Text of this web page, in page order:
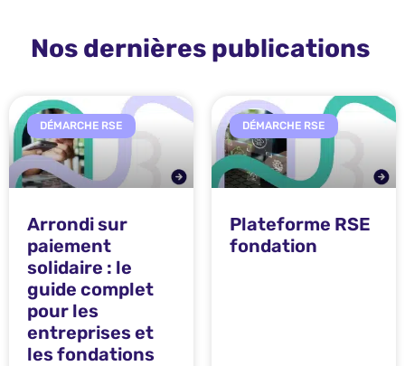
Nos dernières publications
DÉMARCHE RSE
Arrondi sur
paiement
solidaire : le
guide complet
pour les
entreprises et
les fondations
DÉMARCHE RSE
Plateforme RSE
fondation